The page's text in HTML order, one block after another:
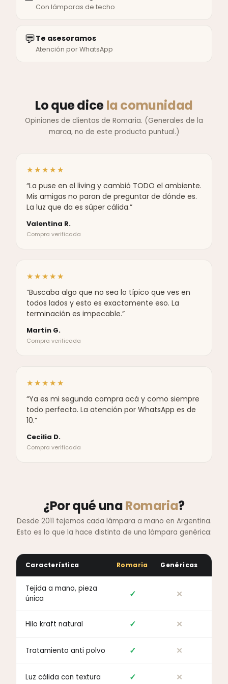
Con lámparas de techo
💬Te asesoramos
Atención por WhatsApp
Lo que dicela comunidad
Opiniones de clientas de Romaria. (Generales de la
marca, no de este producto puntual.)
★★★★★
“La puse en el living y cambió TODO el ambiente.
Mis amigas no paran de preguntar de dónde es.
La luz que da es súper cálida.”
Valentina R.
Compra verificada
★★★★★
“Buscaba algo que no sea lo típico que ves en
todos lados y esto es exactamente eso. La
terminación es impecable.”
Martín G.
Compra verificada
★★★★★
“Ya es mi segunda compra acá y como siempre
todo perfecto. La atención por WhatsApp es de
10.”
Cecilia D.
Compra verificada
¿Por qué unaRomaria?
Desde 2011 tejemos cada lámpara a mano en Argentina.
Esto es lo que la hace distinta de una lámpara genérica:
Característica Romaria Genéricas
Tejida a mano, pieza
única
✓ ✕
Hilo kraft natural ✓ ✕
Tratamiento anti polvo ✓ ✕
Luz cálida con textura ✓ ✕